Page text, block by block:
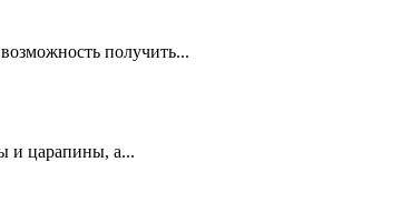
получить...
и царапины, а...